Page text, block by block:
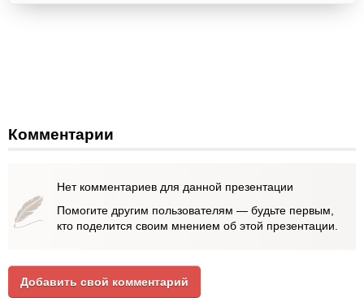
Комментарии
Нет комментариев для данной презентации
Помогите другим пользователям — будьте первым,
кто поделится своим мнением об этой презентации.
Добавить свой комментарий